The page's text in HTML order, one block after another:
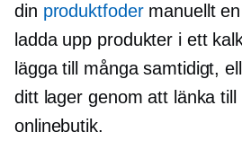
din produktfodermanuellt
ladda upp produkter i ett
lägga till många samtidigt,
ditt lager genom att länka till
onlinebutik.